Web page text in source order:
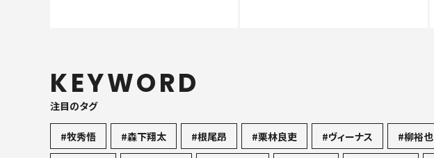
KEYWORD
注目のタグ
#牧秀悟 #森下翔太 #根尾昂 #栗林良吏 #ヴィーナス #柳裕也